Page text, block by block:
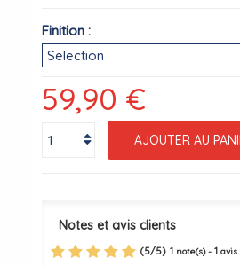
Finition :
59,90 €
AJOUTER AU
Notes et avis clients
(5/5) 1 note(s) -1 avis